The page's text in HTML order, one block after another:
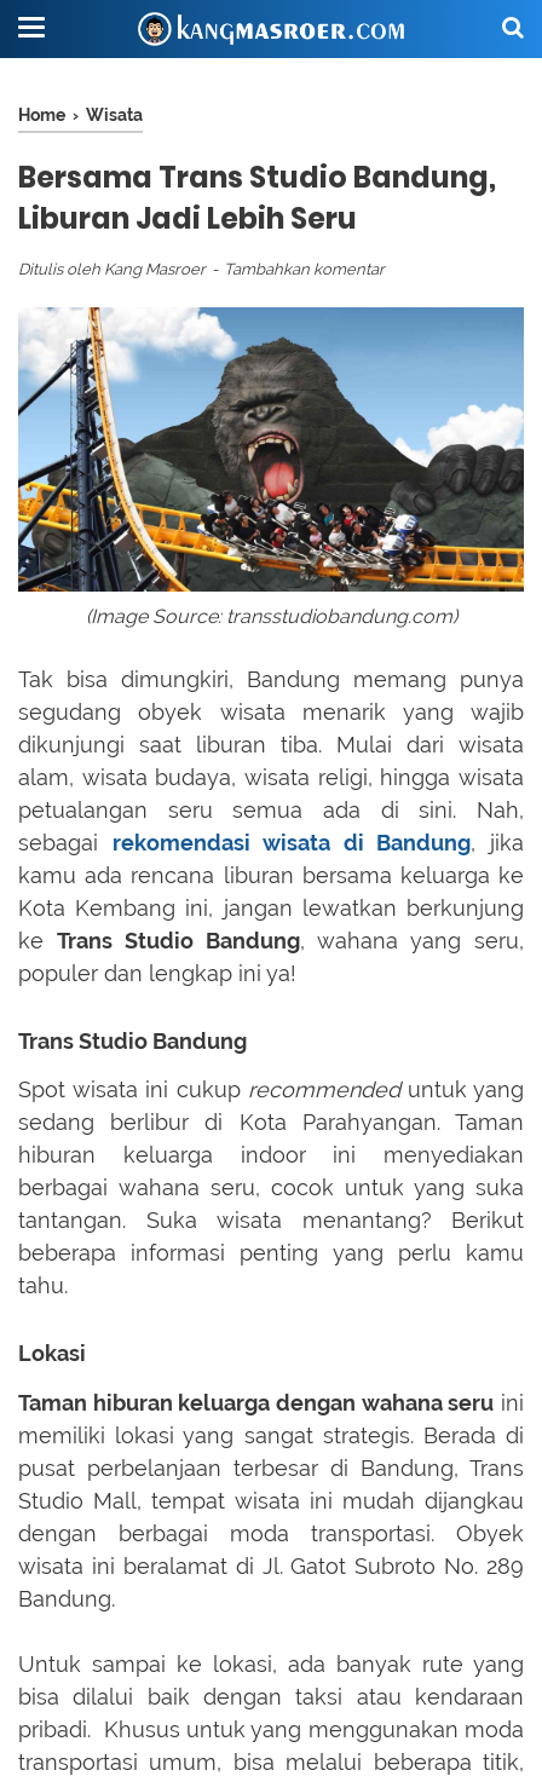
Home › Wisata
Bersama Trans Studio Bandung,
Liburan Jadi Lebih Seru
Ditulis oleh Kang Masroer Tambahkan komentar
(Image Source: transstudiobandung.com)
Tak bisa dimungkiri, Bandung memang punya
segudang obyek wisata menarik yang wajib
dikunjungi saat liburan tiba. Mulai dari wisata
alam, wisata budaya, wisata religi, hingga wisata
petualangan seru semua ada di sini. Nah,
sebagai rekomendasi wisata di Bandung, jika
kamu ada rencana liburan bersama keluarga ke
Kota Kembang ini, jangan lewatkan berkunjung
ke Trans Studio Bandung, wahana yang seru,
populer dan lengkap ini ya!
Trans Studio Bandung
Spot wisata ini cukup recommendeduntuk yang
sedang berlibur di Kota Parahyangan. Taman
hiburan keluarga indoor ini menyediakan
berbagai wahana seru, cocok untuk yang suka
tantangan. Suka wisata menantang? Berikut
beberapa informasi penting yang perlu kamu
tahu.
Lokasi
Taman hiburan keluarga dengan wahana seru ini
memiliki lokasi yang sangat strategis. Berada di
pusat perbelanjaan terbesar di Bandung, Trans
Studio Mall, tempat wisata ini mudah dijangkau
dengan berbagai moda transportasi. Obyek
wisata ini beralamat di Jl. Gatot Subroto No. 289
Bandung.
Untuk sampai ke lokasi, ada banyak rute yang
bisa dilalui baik dengan taksi atau kendaraan
pribadi. Khusus untuk yang menggunakan moda
transportasi umum, bisa melalui beberapa titik,